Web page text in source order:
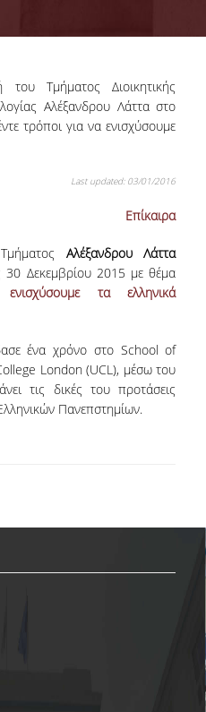
ΠΡΟΟΠΤΙΚΕΣ
ΕΠΙΛΟΓΗΣ
ΕΠΙΔΟΣΗΣ ΣΤΗ
Τμήματος Διοικητικής
Αλέξανδρου Λάττα στο
τρόποι για να ενισχύσουμε
Last updated: 03/01/2016
Επίκαιρα
Αλέξανδρου Λάττα
30 Δεκεμβρίου 2015 με θέμα
τα ελληνικά
ένα χρόνο στο School of
London (UCL), μέσω του
τις δικές του προτάσεις
Πανεπστημίων.